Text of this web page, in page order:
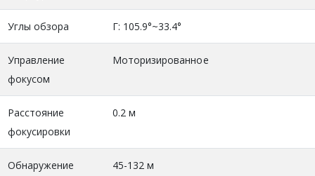
Углы обзора Г: 105.9°~33.4°
Управление
фокусом
Моторизированное
Расстояние
фокусировки
0.2 м
Обнаружение
45-132 м